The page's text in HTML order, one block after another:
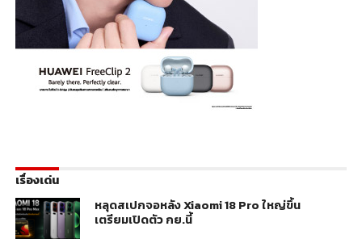
เรื่องเด่น
หลุดสเปกจอหลัง Xiaomi 18 Pro ใหญ่ขึ้น
เตรียมเปิดตัว กย.นี้